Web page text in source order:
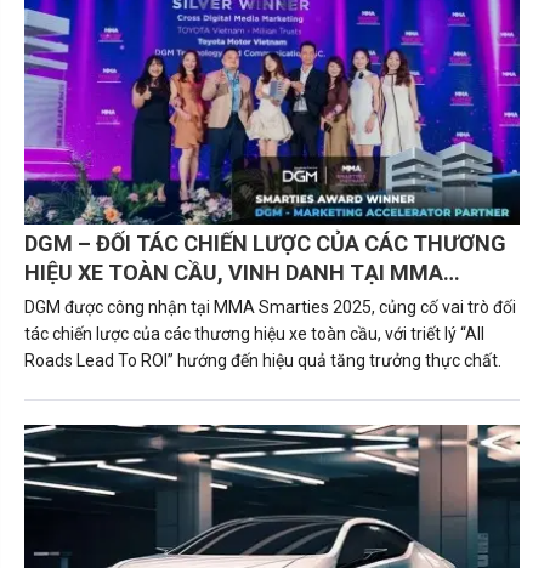
DGM – ĐỐI TÁC CHIẾN LƯỢC CỦA CÁC THƯƠNG
HIỆU XE TOÀN CẦU, VINH DANH TẠI MMA
SMARTIES 2025 VỚI TRIẾT LÝ “ALL ROADS LEAD
TO ROI”
DGM được công nhận tại MMA Smarties 2025, củng cố vai trò đối
tác chiến lược của các thương hiệu xe toàn cầu, với triết lý “All
Roads Lead To ROI” hướng đến hiệu quả tăng trưởng thực chất.